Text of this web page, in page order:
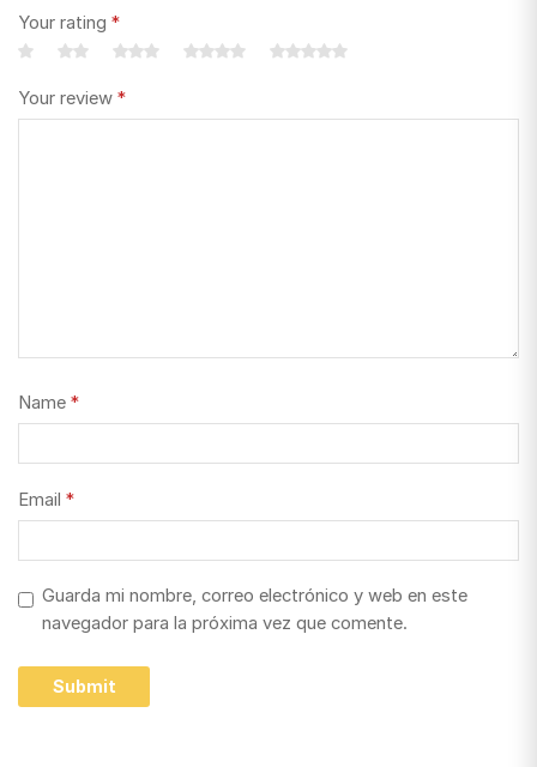
Your rating *
Your review *
Name *
Email *
Guarda mi nombre, correo electrónico y web en este
navegador para la próxima vez que comente.